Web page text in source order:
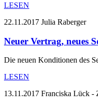
LESEN
22.11.2017 Julia Raberger
Neuer Vertrag, neues
Die neuen Konditionen des
LESEN
13.11.2017 Franciska Lück -